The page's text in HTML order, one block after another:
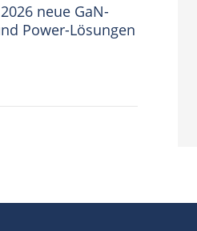
neue GaN-
Power-Lösungen